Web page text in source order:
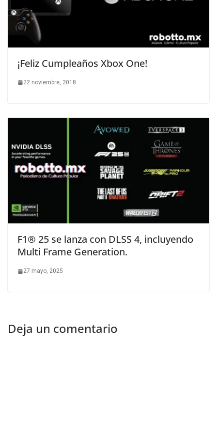
¡Feliz Cumpleaños Xbox One!
22 noviembre, 2018
F1® 25 se lanza con DLSS 4, incluyendo
Multi Frame Generation.
27 mayo, 2025
Deja un comentario